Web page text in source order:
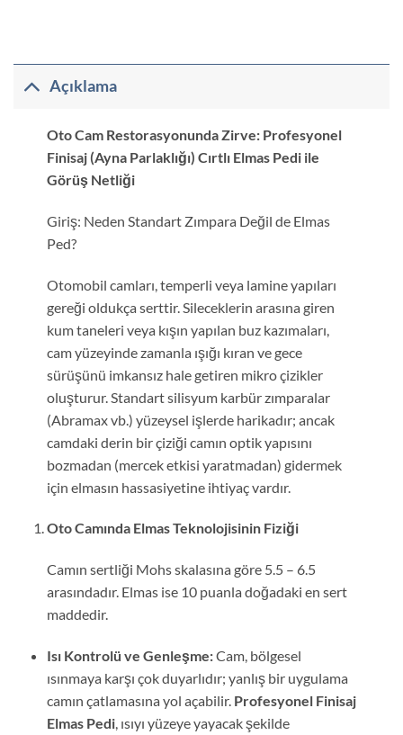
Açıklama
Oto Cam Restorasyonunda Zirve: Profesyonel
Finisaj (Ayna Parlaklığı) Cırtlı Elmas Pedi ile
Görüş Netliği
Giriş: Neden Standart Zımpara Değil de Elmas
Ped?
Otomobil camları, temperli veya lamine yapıları
gereği oldukça serttir. Sileceklerin arasına giren
kum taneleri veya kışın yapılan buz kazımaları,
cam yüzeyinde zamanla ışığı kıran ve gece
sürüşünü imkansız hale getiren mikro çizikler
oluşturur. Standart silisyum karbür zımparalar
(Abramax vb.) yüzeysel işlerde harikadır; ancak
camdaki derin bir çiziği camın optik yapısını
bozmadan (mercek etkisi yaratmadan) gidermek
için elmasın hassasiyetine ihtiyaç vardır.
Oto Camında Elmas Teknolojisinin Fiziği
Camın sertliği Mohs skalasına göre 5.5 – 6.5
arasındadır. Elmas ise 10 puanla doğadaki en sert
maddedir.
Isı Kontrolü ve Genleşme:Cam, bölgesel
ısınmaya karşı çok duyarlıdır; yanlış bir uygulama
camın çatlamasına yol açabilir. Profesyonel Finisaj
Elmas Pedi, ısıyı yüzeye yayacak şekilde